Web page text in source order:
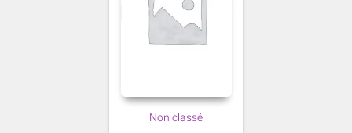
Non classé